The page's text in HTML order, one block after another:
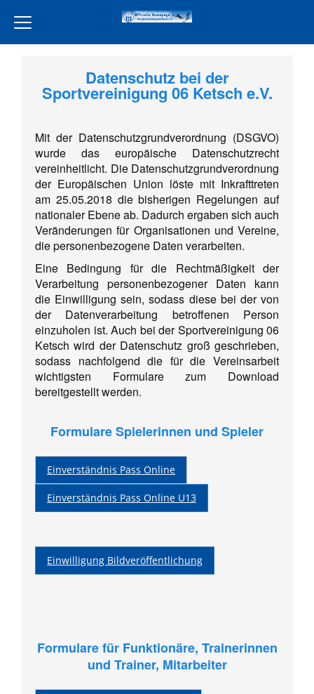
Freiwilligendienst
Unsere Partner
Aktivität
Jugend
Training
Events
Formulare
Ketscher Entenrennen
Kontaktformular
Datenschutz bei der
Sportvereinigung 06 Ketsch e.V.
Mit der Datenschutzgrundverordnung (DSGVO)
wurde das europäische Datenschutzrecht
vereinheitlicht. Die Datenschutzgrundverordnung
der Europäischen Union löste mit Inkrafttreten
am 25.05.2018 die bisherigen Regelungen auf
nationaler Ebene ab. Dadurch ergaben sich auch
Veränderungen für Organisationen und Vereine,
die personenbezogene Daten verarbeiten.
Eine Bedingung für die Rechtmäßigkeit der
Verarbeitung personenbezogener Daten kann
die Einwilligung sein, sodass diese bei der von
der Datenverarbeitung betroffenen Person
einzuholen ist. Auch bei der Sportvereinigung 06
Ketsch wird der Datenschutz groß geschrieben,
sodass nachfolgend die für die Vereinsarbeit
wichtigsten Formulare zum Download
bereitgestellt werden.
Formulare Spielerinnen und Spieler
Einverständnis Pass Online
Einverständnis Pass Online U13
Einwilligung Bildveröffentlichung
Formulare für Funktionäre, Trainerinnen
und Trainer, Mitarbeiter